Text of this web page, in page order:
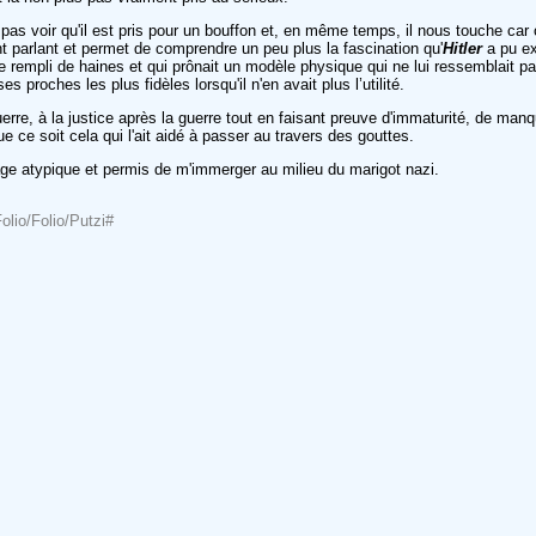
voir qu'il est pris pour un bouffon et, en même temps, il nous touche
et permet de comprendre un peu plus la fascination qu'Hitlera pu
de haines et qui prônait un modèle physique qui ne lui ressemblait
proches les plus fidèles lorsqu'il n'en avait plus l’utilité.
à la justice après la guerre tout en faisant preuve d'immaturité, de
ce soit cela qui l'ait aidé à passer au travers des gouttes.
atypique et permis de m'immerger au milieu du marigot nazi.
Folio/Putzi#